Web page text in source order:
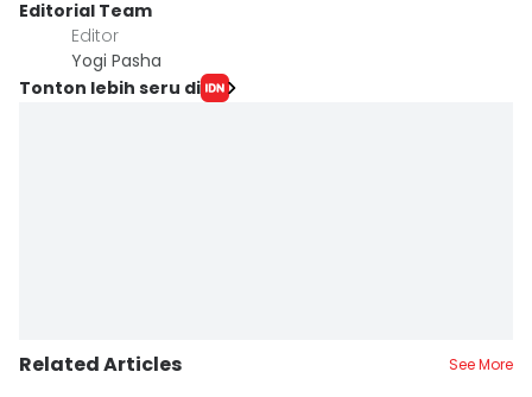
Editorial Team
Editor
Yogi Pasha
Tonton lebih seru di
Related Articles See More